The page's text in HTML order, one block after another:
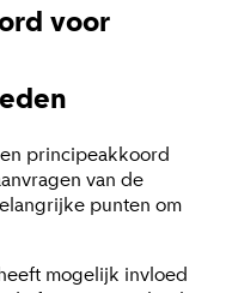
voor
principeakkoord
van de
punten om
mogelijk invloed